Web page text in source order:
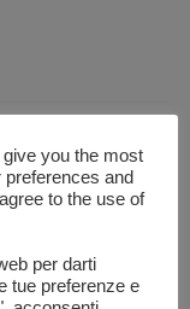
you the most
and
to the use of
per darti
tue preferenze e